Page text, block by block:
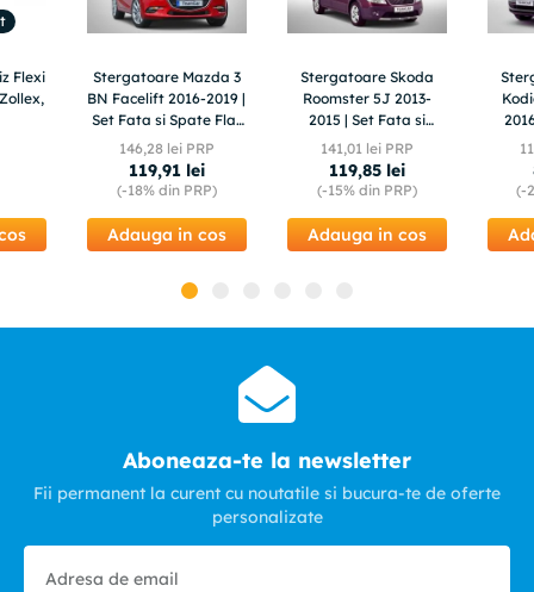
Flexi
Stergatoare Mazda 3
BN Facelift 2016-2019 |
Set Fata si Spate Flat
Premium – TeamCar®
146,28lei PRP
119,91 lei
(-18%din PRP)
Adauga in cos
Stergatoare Skoda
Roomster 5J 2013-
2015 | Set Fata si
Spate Flat – TeamCar®
141,01lei PRP
119,85 lei
(-15%din PRP)
Adauga in cos
Fata
(-
Aboneaza-te la newsletter
Fii permanent la curent cu noutatile si bucura-te de oferte
personalizate